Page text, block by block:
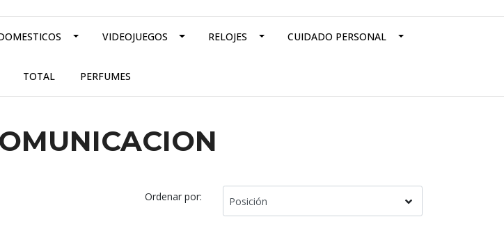
VIDEOJUEGOS RELOJES CUIDADO PERSONAL
TOTAL PERFUMES
Ordenar por: